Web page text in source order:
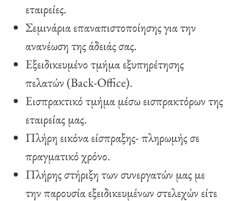
εταιρείες.
Σεμινάρια επαναπιστοποίησης για την
ανανέωση της άδειάς σας.
Εξειδικευμένο τμήμα εξυπηρέτησης
πελατών (Back-Office).
Εισπρακτικό τμήμα μέσω εισπρακτόρων της
εταιρείας μας.
Πλήρη εικόνα είσπραξης- πληρωμής σε
πραγματικό χρόνο.
Πλήρης στήριξη των συνεργατών μας με
την παρουσία εξειδικευμένων στελεχών είτε